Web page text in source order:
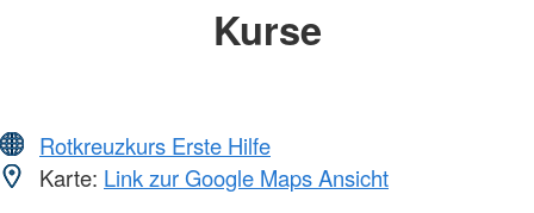
Kurse
Rotkreuzkurs Erste Hilfe
Karte: Link zur Google Maps Ansicht